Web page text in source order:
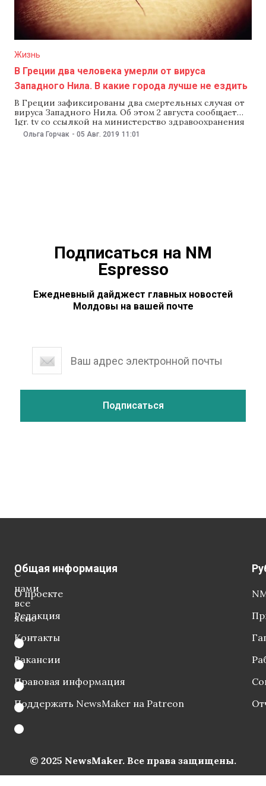
Жизнь
В Греции два человека умерли от вируса
Западного Нила. В какие города лучше не ездить
В Греции зафиксированы два смертельных случая от
вируса Западного Нила. Об этом 2 августа сообщает
1gr. tv со ссылкой на министерство здравоохранения
Греции. Согласно сообщению, зараженным было
старше 80 лет. Национальная организация
Ольга Горчак - 05 Авг. 2019 11:01
Подписаться на NM
Espresso
Ежедневный дайджест главных новостей
Молдовы на вашей почте
С
нами
все
ясно
Общая информация
О проекте
Редакция
Контакты
Вакансии
Правовая информация
Поддержать NewsMaker на Patreon
© 2025 NewsMaker. Все права защищены.